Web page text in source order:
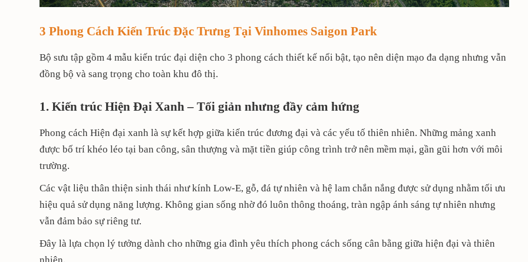
3 Phong Cách Kiến Trúc Đặc Trưng Tại Vinhomes Saigon Park
Bộ sưu tập gồm 4 mẫu kiến trúc đại diện cho 3 phong cách thiết kế nổi bật, tạo nên diện mạo đa dạng nhưng vẫn
đồng bộ và sang trọng cho toàn khu đô thị.
1. Kiến trúc Hiện Đại Xanh – Tối giản nhưng đầy cảm hứng
Phong cách Hiện đại xanh là sự kết hợp giữa kiến trúc đương đại và các yếu tố thiên nhiên. Những mảng xanh
được bố trí khéo léo tại ban công, sân thượng và mặt tiền giúp công trình trở nên mềm mại, gần gũi hơn với môi
trường.
Các vật liệu thân thiện sinh thái như kính Low-E, gỗ, đá tự nhiên và hệ lam chắn nắng được sử dụng nhằm tối ưu
hiệu quả sử dụng năng lượng. Không gian sống nhờ đó luôn thông thoáng, tràn ngập ánh sáng tự nhiên nhưng
vẫn đảm bảo sự riêng tư.
Đây là lựa chọn lý tưởng dành cho những gia đình yêu thích phong cách sống cân bằng giữa hiện đại và thiên